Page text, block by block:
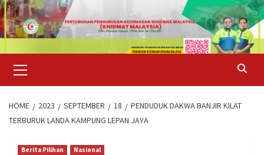
Skip
to
content
Menu
HOME 2023 SEPTEMBER 18
PENDUDUK DAKWA BANJIR KILAT
TERBURUK LANDA KAMPUNG LEPAN JAYA
Berita Pilihan Nasional